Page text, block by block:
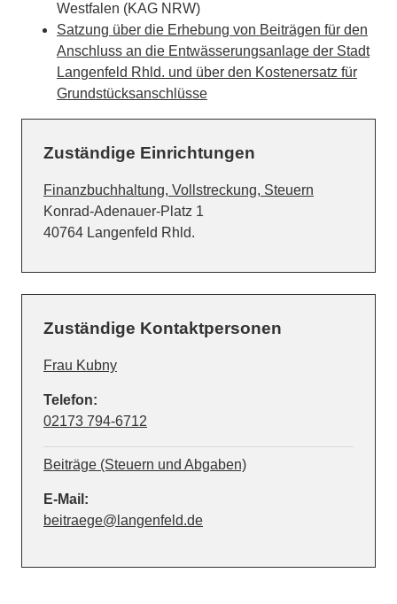
Westfalen (KAG NRW)
Satzung über die Erhebung von Beiträgen für den
Anschluss an die Entwässerungsanlage der Stadt
Langenfeld Rhld. und über den Kostenersatz für
Grundstücksanschlüsse
Zuständige Einrichtungen
Finanzbuchhaltung, Vollstreckung, Steuern
Straße:
Konrad-Adenauer-Platz Hausnummer:
1
PLZ:
40764 Ort:
Langenfeld Rhld.
Zuständige Kontaktpersonen
Frau Kubny
Telefon:
02173 794-6712
Beiträge (Steuern und Abgaben)
E-Mail:
beitraege@langenfeld.de